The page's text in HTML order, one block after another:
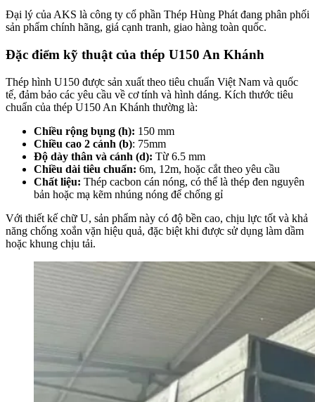
Đại lý của AKS là công ty cổ phần Thép Hùng Phát đang phân phối
sản phẩm chính hãng, giá cạnh tranh, giao hàng toàn quốc.
Đặc điểm kỹ thuật của thép U150 An Khánh
Thép hình U150 được sản xuất theo tiêu chuẩn Việt Nam và quốc
tế, đảm bảo các yêu cầu về cơ tính và hình dáng. Kích thước tiêu
chuẩn của thép U150 An Khánh thường là:
Chiều rộng bụng (h): 150 mm
Chiều cao 2 cánh (b): 75mm
Độ dày thân và cánh (d): Từ 6.5 mm
Chiều dài tiêu chuẩn: 6m, 12m, hoặc cắt theo yêu cầu
Chất liệu: Thép cacbon cán nóng, có thể là thép đen nguyên
bản hoặc mạ kẽm nhúng nóng để chống gỉ
Với thiết kế chữ U, sản phẩm này có độ bền cao, chịu lực tốt và khả
năng chống xoắn vặn hiệu quả, đặc biệt khi được sử dụng làm dầm
hoặc khung chịu tải.